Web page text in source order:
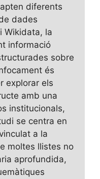
diferents
dades
Wikidata, la
informació
sobre
és
explorar els
amb una
institucionals,
se centra en
a la
moltes llistes no
aprofundida,